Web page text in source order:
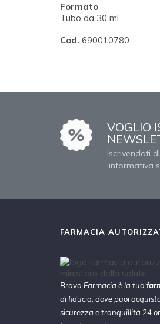
Formato
Tubo da 30 ml
Cod. 690010780
VOGLIO
Iscrivendoti
'informativa
FARMACIA
Brava Farmacia è la tua
di fiducia, dove puoi
sicurezza e tranquillità 24